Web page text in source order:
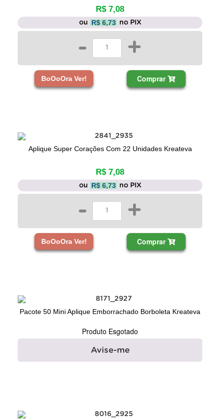
R$ 7,08
ou R$ 6,73 no PIX
- +
BoOoOra Ver! Comprar
Aplique Super Corações Com 22 Unidades Kreateva
R$ 7,08
ou R$ 6,73 no PIX
- +
BoOoOra Ver! Comprar
Pacote 50 Mini Aplique Emborrachado Borboleta Kreateva
Produto Esgotado
Avise-me